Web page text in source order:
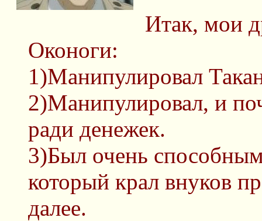
Итак, мои
Оконоги:
1)Манипулировал
2)Манипулировал, и
ради денежек.
3)Был очень
который крал внуков
далее.